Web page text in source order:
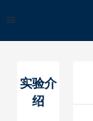
实验介
绍